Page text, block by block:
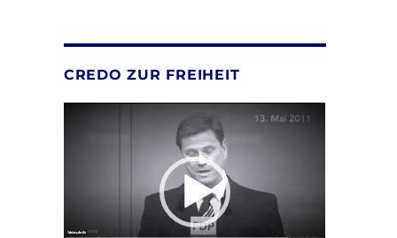
CREDO ZUR FREIHEIT